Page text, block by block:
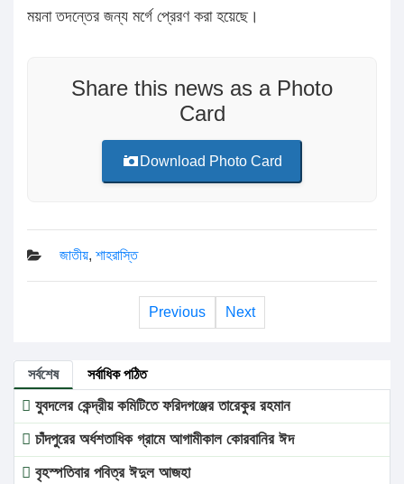
ময়না তদন্তের জন্য মর্গে প্রেরণ করা হয়েছে।
Share this news as a Photo
Card
Download Photo Card
জাতীয়, শাহরাস্তি
Previous Next
সর্বশেষ সর্বাধিক পঠিত
যুবদলের কেন্দ্রীয় কমিটিতে ফরিদগঞ্জের তারেকুর রহমান
চাঁদপুরের অর্ধশতাধিক গ্রামে আগামীকাল কোরবানির ঈদ
বৃহস্পতিবার পবিত্র ঈদুল আজহা